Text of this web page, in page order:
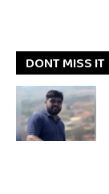
DONT MISS IT